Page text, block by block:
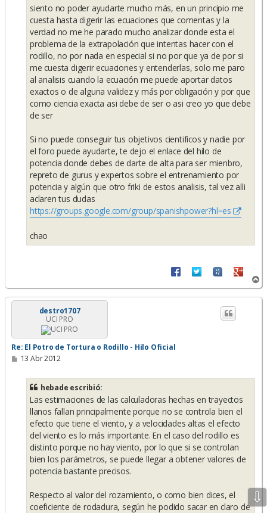
siento no poder ayudarte mucho más, en un principio me
cuesta hasta digerir las ecuaciones que comentas y la
verdad no me he parado mucho analizar donde esta el
problema de la extrapolación que intentas hacer con el
rodillo, no por nada en especial si no por que ya de por si
me cuesta digerir ecuaciones y entenderlas, solo me paro
al analisis cuando la ecuación me puede aportar datos
exactos o de alguna validez y más por obligación y por que
como ciencia exacta asi debe de ser o asi creo yo que debe
de ser
Si no puede conseguir tus objetivos cientificos y nadie por
el foro puede ayudarte, te dejo el enlace del hilo de
potencia donde debes de darte de alta para ser mienbro,
repreto de gurus y expertos sobre el entrenamiento por
potencia y algún que otro friki de estos analisis, tal vez alli
aclaren tus dudas
https://groups.google.com/group/spanishpower?hl=es
chao
r
r
destro1707
UCI PRO
Re: El Potro de Tortura o Rodillo - Hilo Oficial
M13 Abr 2012
hebade escribió:
Las estimaciones de las calculadoras hechas en trayectos
llanos fallan principalmente porque no se controla bien el
efecto que tiene el viento, y a velocidades altas el efecto
del viento es lo más importante. En el caso del rodillo es
distinto porque no hay viento, por lo que si se controlan
bien los parámetros, se puede llegar a obtener valores de
potencia bastante precisos.
Respecto al valor del rozamiento, o como bien dices, el
coeficiente de rodadura, según he podido sacar en claro de
⇩